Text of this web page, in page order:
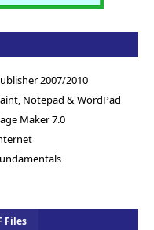
2007/2010
Notepad & WordPad
Maker 7.0
Files